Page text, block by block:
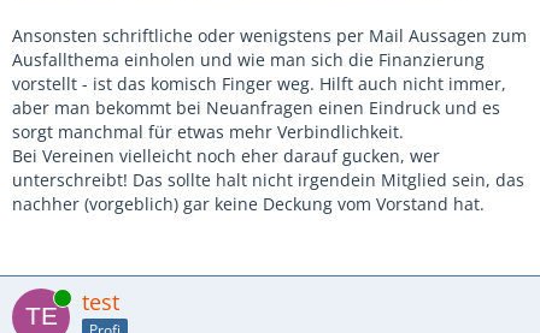
Ansonsten schriftliche oder wenigstens per Mail Aussagen zum
Ausfallthema einholen und wie man sich die Finanzierung
vorstellt - ist das komisch Finger weg. Hilft auch nicht immer,
aber man bekommt bei Neuanfragen einen Eindruck und es
sorgt manchmal für etwas mehr Verbindlichkeit.
Bei Vereinen vielleicht noch eher darauf gucken, wer
unterschreibt! Das sollte halt nicht irgendein Mitglied sein, das
nachher (vorgeblich) gar keine Deckung vom Vorstand hat.
Online test